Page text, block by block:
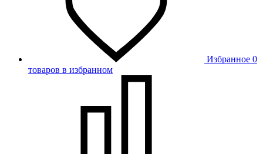
Избранное 0
товаров в избранном